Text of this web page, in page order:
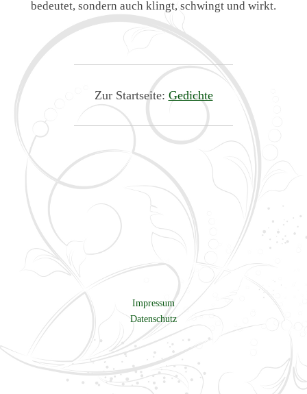
bedeutet, sondern auch klingt, schwingt und wirkt.
Zur Startseite: Gedichte
Impressum
Datenschutz